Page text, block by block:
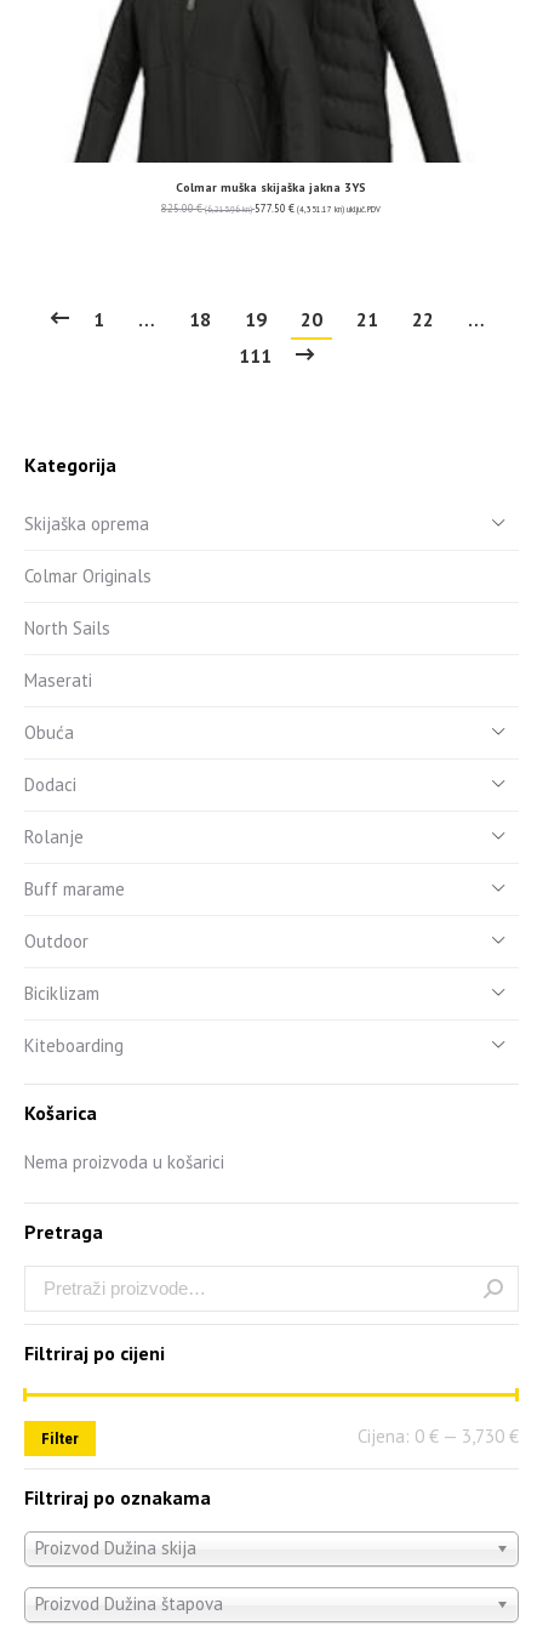
Colmar muška skijaška jakna 3YS
825.00€ (6,215.96 kn) 577.50 € (4,351.17 kn) uključ. PDV
1 … 18 19 20 21 22
…
111
Kategorija
Skijaška oprema
Colmar Originals
North Sails
Maserati
Obuća
Dodaci
Rolanje
Buff marame
Outdoor
Biciklizam
Kiteboarding
Košarica
Nema proizvoda u košarici
Pretraga
Filtriraj po cijeni
Filter Cijena: 0 € — 3,730 €
Filtriraj po oznakama
Proizvod Dužina skija
Proizvod Dužina štapova